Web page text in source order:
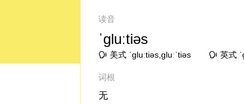
读音
ˈɡluːtiəs
美式 ˈɡluːtiəs,ɡluːˈtiəs 英式
词根
无